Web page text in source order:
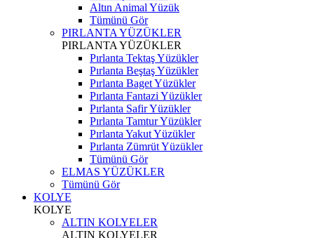
Altın Animal Yüzük
Tümünü Gör
PIRLANTA YÜZÜKLER
PIRLANTA YÜZÜKLER
Pırlanta Tektaş Yüzükler
Pırlanta Beştaş Yüzükler
Pırlanta Baget Yüzükler
Pırlanta Fantazi Yüzükler
Pırlanta Safir Yüzükler
Pırlanta Tamtur Yüzükler
Pırlanta Yakut Yüzükler
Pırlanta Zümrüt Yüzükler
Tümünü Gör
ELMAS YÜZÜKLER
Tümünü Gör
KOLYE
KOLYE
ALTIN KOLYELER
ALTIN KOLYELER